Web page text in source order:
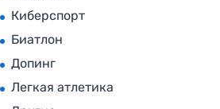
Киберспорт
Биатлон
Допинг
Легкая атлетика